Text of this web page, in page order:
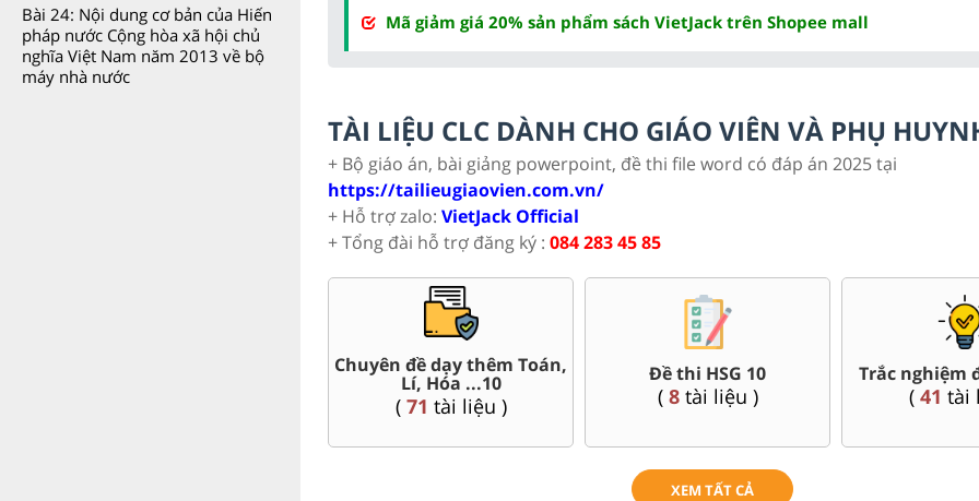
Bài 24: Nội dung cơ bản của Hiến
pháp nước Cộng hòa xã hội chủ
nghĩa Việt Nam năm 2013 về bộ
máy nhà nước
Mã giảm giá 20% sản phẩm sách VietJack trên Shopee mall
TÀI LIỆU CLC DÀNH CHO GIÁO VIÊN VÀ PHỤ
+ Bộ giáo án, bài giảng powerpoint, đề thi file word có đáp án 2025 tại
https://tailieugiaovien.com.vn/
+ Hỗ trợ zalo: VietJack Official
+ Tổng đài hỗ trợ đăng ký : 084 283 45 85
Chuyên đề dạy thêm Toán,
Lí, Hóa ...10
( 71 tài liệu )
Đề thi HSG 10
( 8tài liệu )
Trắc nghiệm
( 41 tài
XEM TẤT CẢ